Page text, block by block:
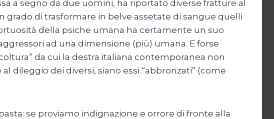
a segno da due uomini, ha riportato diverse fratture al
grado di trasformare in belve assetate di sangue quelli
della psiche umana ha certamente un suo
ad una dimensione (più) umana. E forse
da cui la destra italiana contemporanea non
dileggio dei diversi, siano essi “abbronzati” (come
se proviamo indignazione e orrore di fronte alla